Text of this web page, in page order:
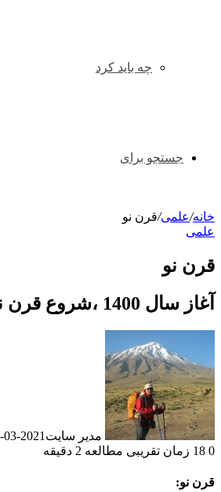
چه باید کرد
جستجو برای
خانه/علمی/قرن نو
علمی
قرن نو
آغاز سال 1400 ،شروع قرن نو
مدیر سایت 2021-03-20
0
زمان تقریبی مطالعه 2 دقیقه
قرن نو: